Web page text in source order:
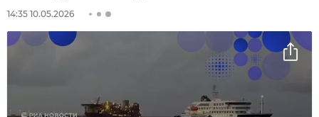
14:35 10.05.2026